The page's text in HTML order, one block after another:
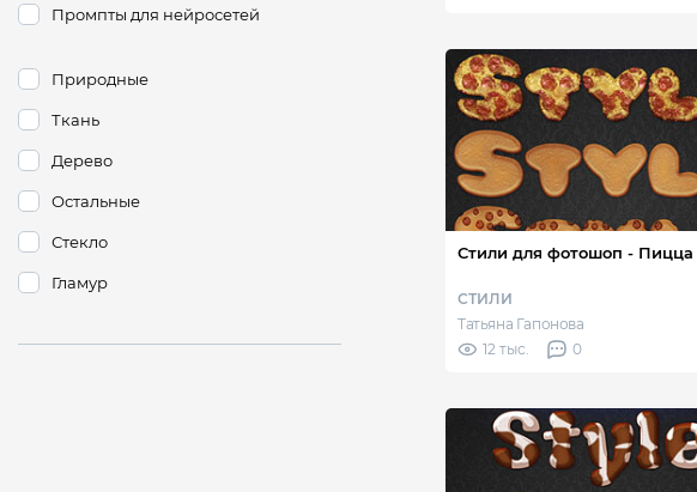
Стили для фотошоп - Пицца
СТИЛИ
Татьяна Гапонова
12 тыс.
0
Промпты для нейросетей
Природные
Ткань
Дерево
Остальные
Стекло
Гламур